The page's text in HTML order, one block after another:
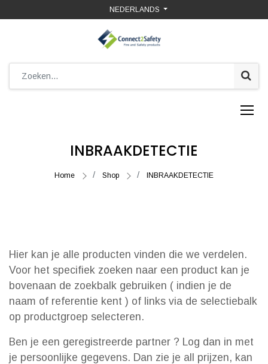
NEDERLANDS
INBRAAKDETECTIE
Home Shop INBRAAKDETECTIE
Hier kan je alle producten vinden die we verdelen.
Voor het specifiek zoeken naar een product kan je
bovenaan de zoekbalk gebruiken ( indien je de
naam of referentie kent ) of links via de selectiebalk
op productgroep selecteren.
Ben je een geregistreerde partner ? Log dan in met
je persoonlijke gegevens. Dan zie je all prijzen, kan